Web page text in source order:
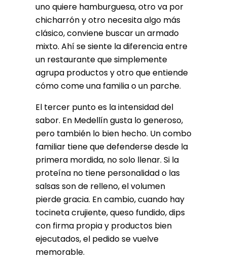
uno quiere hamburguesa, otro va por
chicharrón y otro necesita algo más
clásico, conviene buscar un armado
mixto. Ahí se siente la diferencia entre
un restaurante que simplemente
agrupa productos y otro que entiende
cómo come una familia o un parche.
El tercer punto es la intensidad del
sabor. En Medellín gusta lo generoso,
pero también lo bien hecho. Un combo
familiar tiene que defenderse desde la
primera mordida, no solo llenar. Si la
proteína no tiene personalidad o las
salsas son de relleno, el volumen
pierde gracia. En cambio, cuando hay
tocineta crujiente, queso fundido, dips
con firma propia y productos bien
ejecutados, el pedido se vuelve
memorable.